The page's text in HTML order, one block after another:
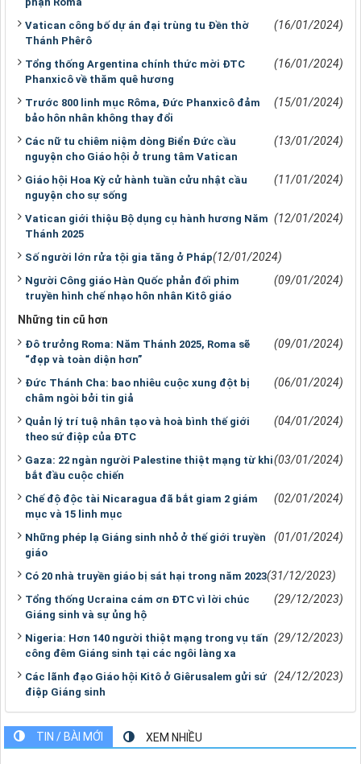
Vatican công bố dự án đại trùng tu Đền thờ
Thánh Phêrô
(16/01/2024)
Tổng thống Argentina chính thức mời ĐTC
Phanxicô về thăm quê hương
(16/01/2024)
Trước 800 linh mục Rôma, Đức Phanxicô đảm
bảo hôn nhân không thay đổi
(15/01/2024)
Các nữ tu chiêm niệm dòng Biển Đức cầu
nguyện cho Giáo hội ở trung tâm Vatican
(13/01/2024)
Giáo hội Hoa Kỳ cử hành tuần cửu nhật cầu
nguyện cho sự sống
(11/01/2024)
Vatican giới thiệu Bộ dụng cụ hành hương Năm
Thánh 2025
(12/01/2024)
Số người lớn rửa tội gia tăng ở Pháp(12/01/2024)
Người Công giáo Hàn Quốc phản đối phim
truyền hình chế nhạo hôn nhân Kitô giáo
(09/01/2024)
Những tin cũ hơn
Đô trưởng Roma: Năm Thánh 2025, Roma sẽ
“đẹp và toàn diện hơn”
(09/01/2024)
Đức Thánh Cha: bao nhiêu cuộc xung đột bị
châm ngòi bởi tin giả
(06/01/2024)
Quản lý trí tuệ nhân tạo và hoà bình thế giới
theo sứ điệp của ĐTC
(04/01/2024)
Gaza: 22 ngàn người Palestine thiệt mạng từ khi
bắt đầu cuộc chiến
(03/01/2024)
Chế độ độc tài Nicaragua đã bắt giam 2 giám
mục và 15 linh mục
(02/01/2024)
Những phép lạ Giáng sinh nhỏ ở thế giới truyền
giáo
(01/01/2024)
Có 20 nhà truyền giáo bị sát hại trong năm 2023(31/12/2023)
Tổng thống Ucraina cám ơn ĐTC vì lời chúc
Giáng sinh và sự ủng hộ
(29/12/2023)
Nigeria: Hơn 140 người thiệt mạng trong vụ tấn
công đêm Giáng sinh tại các ngôi làng xa
(29/12/2023)
Các lãnh đạo Giáo hội Kitô ở Giêrusalem gửi sứ
điệp Giáng sinh
(24/12/2023)
TIN / BÀI MỚI XEM NHIỀU